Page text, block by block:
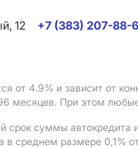
12
+7 (383) 207-88-
от 4.9% и зависит от
месяцев. При этом
срок суммы автокредита
в среднем размере 0,1%